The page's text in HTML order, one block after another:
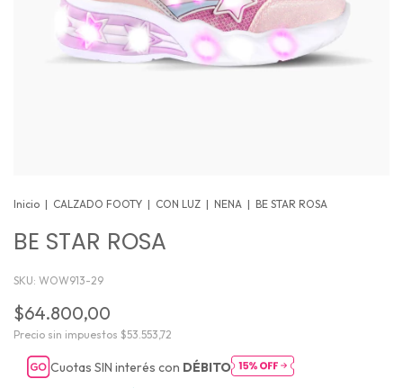
Inicio | CALZADO FOOTY | CON LUZ | NENA | BE STAR ROSA
BE STAR ROSA
SKU: WOW913-29
$64.800,00
Precio sin impuestos $53.553,72
Cuotas SIN interés con DÉBITO